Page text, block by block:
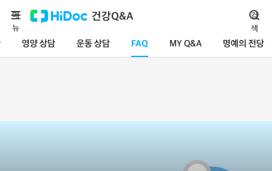
건강Q&A
영양 상담 운동 상담 FAQ MY Q&A 명예의 전당
메
뉴
검
색